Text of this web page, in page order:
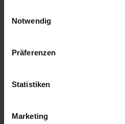
sie im Rahmen Ihrer Nutzung
Wir setzen im Rahmen des
Datenschutzbestimmungen
behördlichen Zugriffen bzw.
Datenschutzhinweise
Notwendig
Präferenzen
Statistiken
Marketing
TISK
30 let KRONE BiG M –